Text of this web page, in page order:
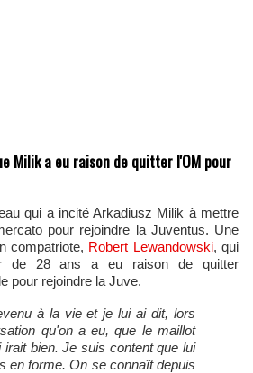
Milik a eu raison de quitter l'OM pour
pour rejoindre la Juventus. Une
compatriote, Robert Lewandowski, qui
de 28 ans a eu raison de quitter
pour rejoindre la Juve.
à la vie et je lui ai dit, lors
qu'on a eu, que le maillot
irait bien. Je suis content que lui
en forme. On se connaît depuis